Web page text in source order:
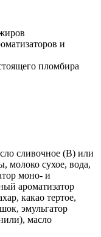
и
пломбира
сливочное (B) или
молоко сухое, вода,
моно- и
ароматизатор
какао тертое,
эмульгатор
масло